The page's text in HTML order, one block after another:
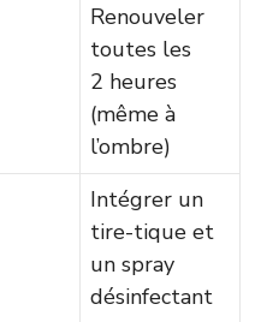
Renouveler
toutes les
2 heures
(même à
l’ombre)
Intégrer un
tire-tique et
un spray
désinfectant